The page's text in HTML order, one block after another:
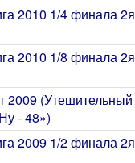
2010 1/4 финала 2я
2010 1/8 финала 2я
2009 (Утешительный
- 48»)
2009 1/2 финала 2я